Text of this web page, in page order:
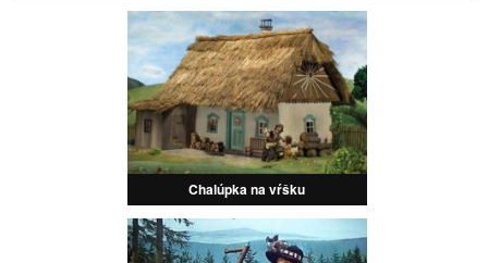
Chalúpka na vŕšku